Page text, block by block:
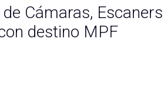
Cámaras, Escaners
destino MPF